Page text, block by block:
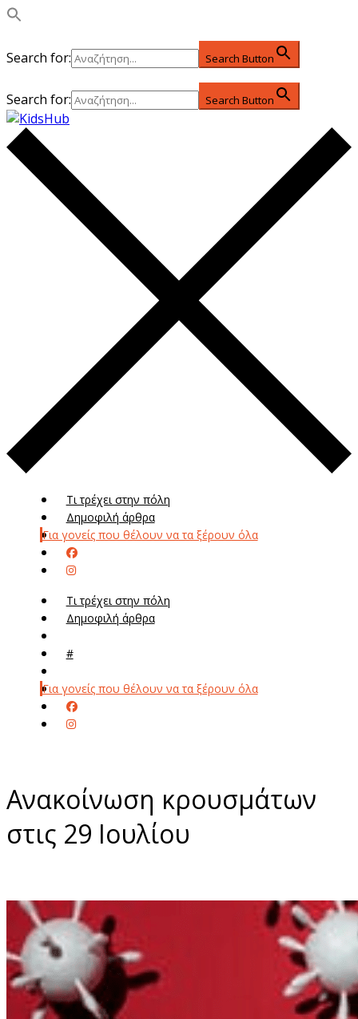
Search for: Search Button
Search for: Search Button
Τι τρέχει στην πόλη
Δημοφιλή άρθρα
Για γονείς που θέλουν να τα ξέρουν όλα
Τι τρέχει στην πόλη
Δημοφιλή άρθρα
#
Για γονείς που θέλουν να τα ξέρουν όλα
Ανακοίνωση κρουσμάτων
στις 29 Ιουλίου